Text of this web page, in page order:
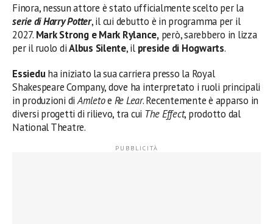
Finora, nessun attore è stato ufficialmente scelto per la
serie di Harry Potter, il cui debutto è in programma per il
2027. Mark Strong e Mark Rylance,però, sarebbero in lizza
per il ruolo diAlbus Silente, il preside di Hogwarts.
Essieduha iniziato la sua carriera presso la Royal
Shakespeare Company, dove ha interpretato i ruoli principali
in produzioni diAmletoe Re Lear. Recentemente è apparso in
diversi progetti di rilievo, tra cui The Effect, prodotto dal
National Theatre.